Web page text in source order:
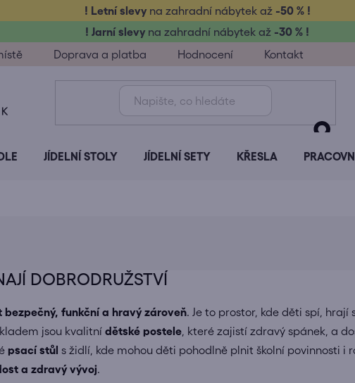
! Letní slevy na zahradní nábytek až-50 % !
! Jarní slevy na zahradní nábytek až -30 % !
Doprava a platba Hodnocení Kontakt
JÍDELNÍ STOLY JÍDELNÍ SETY KŘESLA
DOBRODRUŽSTVÍ
funkční a hravý zároveň . Je to prostor, kde děti spí,
jsou kvalitní dětské postele , které zajistí zdravý spánek, a
psací stůl s židlí, kde mohou děti pohodlně plnit školní povinnosti i
a zdravý vývoj